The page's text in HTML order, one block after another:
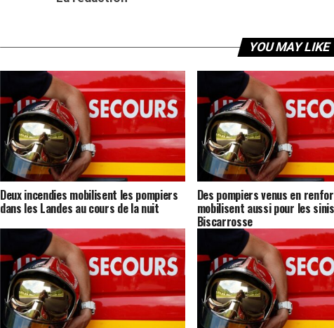
YOU MAY LIKE
Deux incendies mobilisent les pompiers
dans les Landes au cours de la nuit
Des pompiers venus en
mobilisent aussi pour les
Biscarrosse